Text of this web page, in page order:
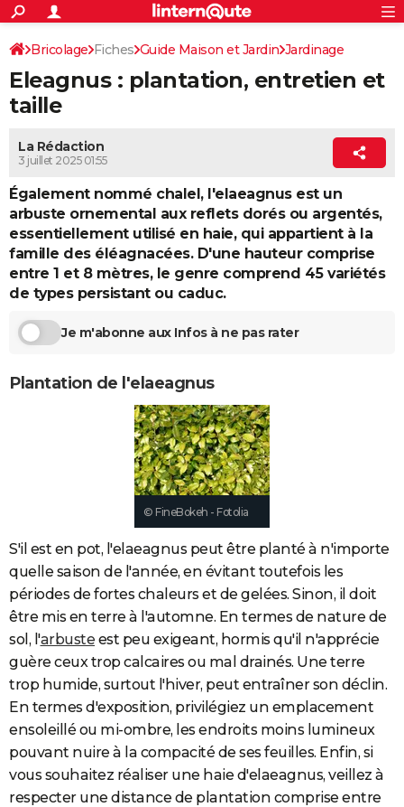
ACTUALITÉS
Politique
Société
Faits Divers
Education
Monde
Villes
+
SPORT
Coupe du monde 2026
Football
Tennis
Cyclisme
Rugby
Forum
CULTURE
Retraite
Impôts
Epargne
Immobilier
Risques naturels par ville
Banque
Assurance
Crédit
AUTO
Essais
Réserver un essai
Citadines
Berlines
SUV
Forum auto
+HIGH-TECH
Mobiles
Meilleur smartphone
Internet
Ordinateurs
Jeux vidéo
Guide high-tech
+
BRICOLAGE
Forum
Aménagement intérieur
Extérieur
Cuisine
Salle de bains
Jardinage
Rangement
+WEEK-END
Art de vivre
Bien-être
Loisirs
Mode
Modes de vie
Alimentation
Guide de la santé
Maladies
Médicaments
Sommeil
+VOYAGE
Carte de Noël
Carte Bonne année
Carte Saint-Valentin
Carte Pâques
Carte d'anniversaire
DICTIONNAIRE
Biographies
Expressions
PROGRAMME TV
COPAINS D'AVANT
S'inscrire
Se connecter
Lycées
Collèges
Primaires
Universités
Entreprises
Service militaire
Avis de recherche
AVIS DE DÉCÈS
Bricolage
Lifestyle
Culture
Sport
Auto
Television
Voyage
Cinema
Rechercher
S'inscrire
Connexion
Bricolage Fiches Guide Maison et Jardin Jardinage
Arbustes / Haies
Eleagnus : plantation, entretien et
taille
La Rédaction
3 juillet 2025 01:55
Également nommé chalel, l'elaeagnus est un
arbuste ornemental aux reflets dorés ou argentés,
essentiellement utilisé en haie, qui appartient à la
famille des éléagnacées. D'une hauteur comprise
entre 1 et 8 mètres, le genre comprend 45 variétés
de types persistant ou caduc.
Je m'abonne aux Infos à ne pas rater
Plantation de l'elaeagnus
© FineBokeh - Fotolia
S'il est en pot, l'elaeagnus peut être planté à n'importe
quelle saison de l'année, en évitant toutefois les
périodes de fortes chaleurs et de gelées. Sinon, il doit
être mis en terre à l'automne. En termes de nature de
sol, l'arbuste est peu exigeant, hormis qu'il n'apprécie
guère ceux trop calcaires ou mal drainés. Une terre
trop humide, surtout l'hiver, peut entraîner son déclin.
En termes d'exposition, privilégiez un emplacement
ensoleillé ou mi-ombre, les endroits moins lumineux
pouvant nuire à la compacité de ses feuilles. Enfin, si
vous souhaitez réaliser une haie d'elaeagnus, veillez à
respecter une distance de plantation comprise entre